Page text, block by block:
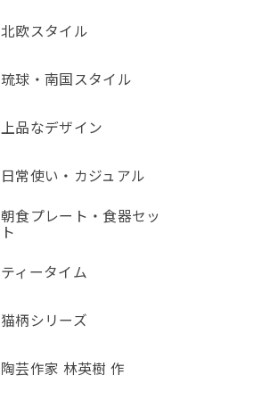
北欧スタイル
琉球・南国スタイル
上品なデザイン
日常使い・カジュアル
朝食プレート・食器セッ
ト
ティータイム
猫柄シリーズ
陶芸作家 林英樹 作